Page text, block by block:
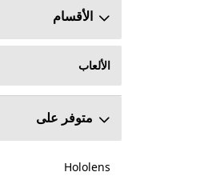
الأقسام
الألعاب
متوفر على
Hololens